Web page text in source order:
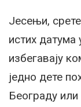
Јесењи,
истих датума
избегавају
једно дете
Београду